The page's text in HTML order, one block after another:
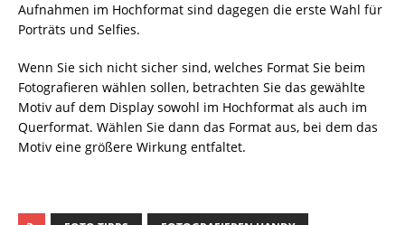
Aufnahmen im Hochformat sind dagegen die erste Wahl für
Porträts und Selfies.
Wenn Sie sich nicht sicher sind, welches Format Sie beim
Fotografieren wählen sollen, betrachten Sie das gewählte
Motiv auf dem Display sowohl im Hochformat als auch im
Querformat. Wählen Sie dann das Format aus, bei dem das
Motiv eine größere Wirkung entfaltet.